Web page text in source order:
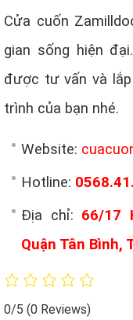
Cửa cuốn
gian sống hiện
được tư vấn và
trình của bạn nhé.
Website:
Hotline:
Địa chỉ: 66/17
Quận Tân Bình,
0/5 (0 Reviews)